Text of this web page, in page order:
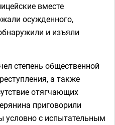
вместе
осужденного,
и изъяли
степень общественной
а также
отягчающих
приговорили
условно с испытательным